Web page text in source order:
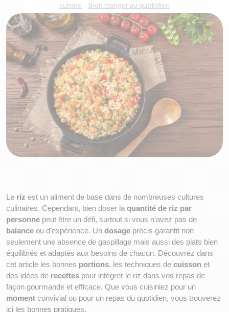
cuisine
Bien manger au quotidien
Le riz est un aliment de base dans de nombreuses cultures
culinaires. Cependant, bien doser la quantité de riz par
personne
balance ou d’expérience. Un dosage précis garantit non
seulement une absence de gaspillage mais aussi des plats bien
équilibrés et adaptés aux besoins de chacun. Découvrez dans
cet article les bonnes portions, les techniques de cuisson et
des idées de recettes pour intégrer le riz dans vos repas de
moment convivial ou pour un repas du quotidien, vous trouverez
ici les bonnes pratiques.